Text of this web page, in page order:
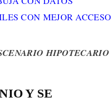
CON MEJOR ACCESO
HIPOTECARIO
Y SE